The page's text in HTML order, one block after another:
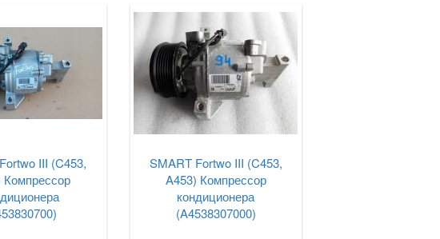
III (C453,
Компрессор
SMART Fortwo III (C453,
A453) Компрессор
кондиционера
(A4538307000)